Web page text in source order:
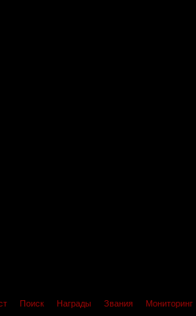
Поиск Награды Звания Мониторинг